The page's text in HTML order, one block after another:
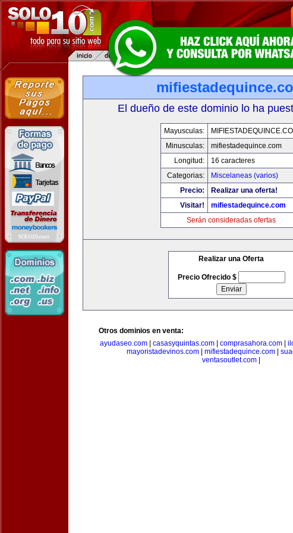
El dueño de este dominio lo ha
Mayusculas:
Minusculas:
mifiestadequince.com
Longitud:
16 caracteres
Categorias:
Miscelaneas (varios)
Precio:
Realizar una oferta!
Visitar!
mifiestadequince.com
Serán consideradas ofertas
Realizar una Oferta
Precio Ofrecido $
Otros dominios en venta:
ayudaseo.com
casasyquintas.com comprasahora.com
mayoristadevinos.com
mifiestadequince.com
ventasoutlet.com